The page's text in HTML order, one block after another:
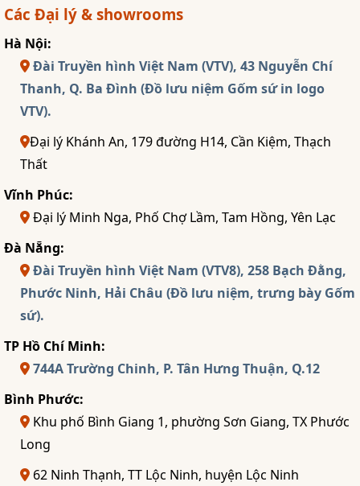
Các Đại lý & showrooms
Hà Nội:
Đài Truyền hình Việt Nam (VTV), 43 Nguyễn Chí
Thanh, Q. Ba Đình (Đồ lưu niệm Gốm sứ in logo
VTV).
Đại lý Khánh An, 179 đường H14, Cần Kiệm, Thạch
Thất
Vĩnh Phúc:
Đại lý Minh Nga, Phố Chợ Lầm, Tam Hồng, Yên Lạc
Đà Nẵng:
Đài Truyền hình Việt Nam (VTV8), 258 Bạch Đằng,
Phước Ninh, Hải Châu (Đồ lưu niệm, trưng bày Gốm
sứ).
TP Hồ Chí Minh:
744A Trường Chinh, P. Tân Hưng Thuận, Q.12
Bình Phước:
Khu phố Bình Giang 1, phường Sơn Giang, TX Phước
Long
62 Ninh Thạnh, TT Lộc Ninh, huyện Lộc Ninh